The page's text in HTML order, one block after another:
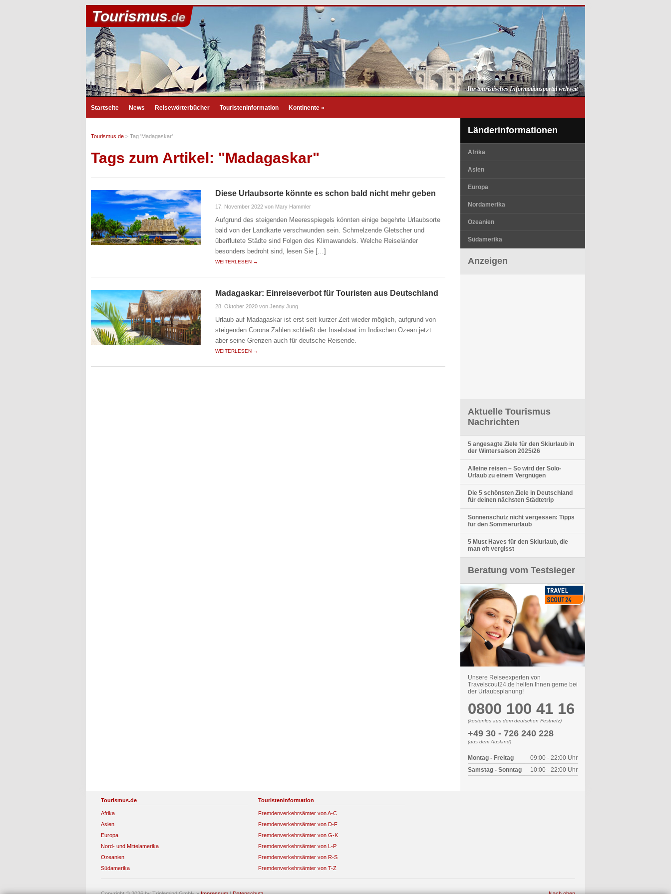
Tourismus.de
Ihr touristisches Informationsportal weltweit
Startseite News Reisewörterbücher Touristeninformation Kontinente »
Tourismus.de > Tag 'Madagaskar'
Tags zum Artikel: "Madagaskar"
Diese Urlaubsorte könnte es schon bald nicht mehr geben
17. November 2022 von Mary Hammler
Aufgrund des steigenden Meeresspiegels könnten einige begehrte Urlaubsorte
bald von der Landkarte verschwunden sein. Schmelzende Gletscher und
überflutete Städte sind Folgen des Klimawandels. Welche Reiseländer
besonders bedroht sind, lesen Sie […]
WEITERLESEN →
Madagaskar: Einreiseverbot für Touristen aus Deutschland
28. Oktober 2020 von Jenny Jung
Urlaub auf Madagaskar ist erst seit kurzer Zeit wieder möglich, aufgrund von
steigenden Corona Zahlen schließt der Inselstaat im Indischen Ozean jetzt
aber seine Grenzen auch für deutsche Reisende.
WEITERLESEN →
Länderinformationen
Afrika
Asien
Europa
Nordamerika
Ozeanien
Südamerika
Anzeigen
Aktuelle Tourismus
Nachrichten
5 angesagte Ziele für den Skiurlaub in
der Wintersaison 2025/26
Alleine reisen – So wird der Solo-
Urlaub zu einem Vergnügen
Die 5 schönsten Ziele in Deutschland
für deinen nächsten Städtetrip
Sonnenschutz nicht vergessen: Tipps
für den Sommerurlaub
5 Must Haves für den Skiurlaub, die
man oft vergisst
Beratung vom Testsieger
Unsere Reiseexperten von
Travelscout24.de helfen Ihnen gerne bei
der Urlaubsplanung!
0800 100 41 16
(kostenlos aus dem deutschen Festnetz)
+49 30 - 726 240 228
(aus dem Ausland)
Montag - Freitag
09:00 - 22:00 Uhr
Samstag - Sonntag
10:00 - 22:00 Uhr
Tourismus.de
Afrika
Asien
Europa
Nord- und Mittelamerika
Ozeanien
Südamerika
Touristeninformation
Fremdenverkehrsämter von A-C
Fremdenverkehrsämter von D-F
Fremdenverkehrsämter von G-K
Fremdenverkehrsämter von L-P
Fremdenverkehrsämter von R-S
Fremdenverkehrsämter von T-Z